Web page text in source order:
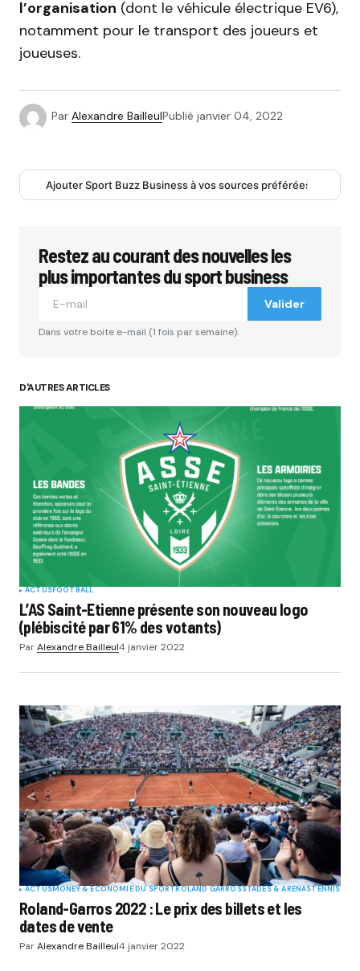
l’organisation (dont le véhicule électrique EV6),
notamment pour le transport des joueurs et
joueuses.
Par Alexandre BailleulPublié janvier 04, 2022
Ajouter Sport Buzz Business à vos sources préférées
Restez au courant des nouvelles les
plus importantes du sport business
Valider
Dans votre boite e-mail (1 fois par semaine).
D'AUTRES ARTICLES
ACTUSFOOTBALL
L’AS Saint-Etienne présente son nouveau logo
(plébiscité par 61% des votants)
ParAlexandre Bailleul4 janvier 2022
ACTUSMONEY & ÉCONOMIE DU SPORTROLAND GARROSSTADES & ARENASTENNIS
Roland-Garros 2022 : Le prix des billets et les
dates de vente
ParAlexandre Bailleul4 janvier 2022